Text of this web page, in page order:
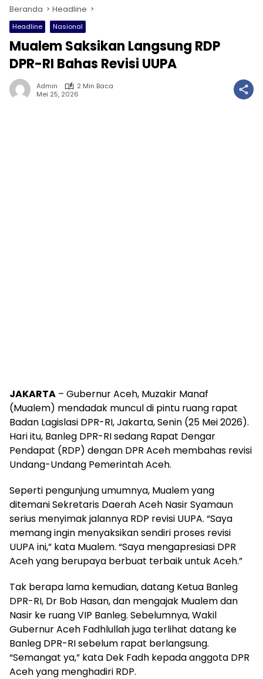
Beranda Headline
Headline Nasional
Mualem Saksikan Langsung RDP
DPR-RI Bahas Revisi UUPA
Admin
2 Min Baca
Mei 25, 2026
JAKARTA – Gubernur Aceh, Muzakir Manaf
(Mualem) mendadak muncul di pintu ruang rapat
Badan Lagislasi DPR-RI, Jakarta, Senin (25 Mei 2026).
Hari itu, Banleg DPR-RI sedang Rapat Dengar
Pendapat (RDP) dengan DPR Aceh membahas revisi
Undang-Undang Pemerintah Aceh.
Seperti pengunjung umumnya, Mualem yang
ditemani Sekretaris Daerah Aceh Nasir Syamaun
serius menyimak jalannya RDP revisi UUPA. “Saya
memang ingin menyaksikan sendiri proses revisi
UUPA ini,” kata Mualem. “Saya mengapresiasi DPR
Aceh yang berupaya berbuat terbaik untuk Aceh.”
Tak berapa lama kemudian, datang Ketua Banleg
DPR-RI, Dr Bob Hasan, dan mengajak Mualem dan
Nasir ke ruang VIP Banleg. Sebelumnya, Wakil
Gubernur Aceh Fadhlullah juga terlihat datang ke
Banleg DPR-RI sebelum rapat berlangsung.
“Semangat ya,” kata Dek Fadh kepada anggota DPR
Aceh yang menghadiri RDP.